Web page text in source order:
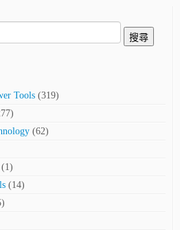
搜尋
Tools (319)
(62)
(1)
(14)